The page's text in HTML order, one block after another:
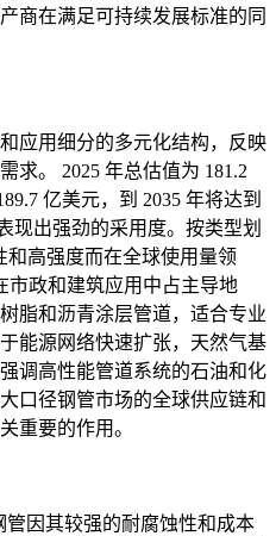
商在满足可持续发展标准的同
应用细分的多元化结构，反映
求。 2025 年总估值为 181.2
亿美元，到 2035 年将达到
现出强劲的采用度。按类型划
和高强度而在全球使用量领
市政和建筑应用中占主导地
脂和沥青涂层管道，适合专业
能源网络快速扩张，天然气基
调高性能管道系统的石油和化
口径钢管市场的全球供应链和
重要的作用。
管因其较强的耐腐蚀性和成本